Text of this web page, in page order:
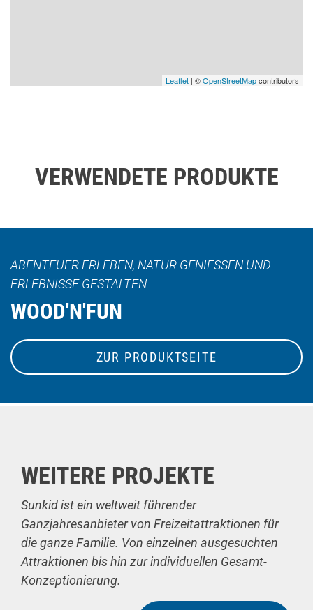
Leaflet | ©OpenStreetMapcontributors
VERWENDETE PRODUKTE
ABENTEUER ERLEBEN, NATUR GENIESSEN UND E
RLEBNISSE GESTALTEN
WOOD'N'FUN
ZUR PRODUKTSEITE
WEITERE PROJEKTE
Sunkid ist ein weltweit führender
Ganzjahresanbieter von Freizeitattraktionen für
die ganze Familie. Von einzelnen ausgesuchten
Attraktionen bis hin zur individuellen Gesamt-
Konzeptionierung.